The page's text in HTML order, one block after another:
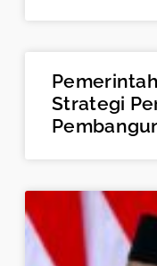
Strategi